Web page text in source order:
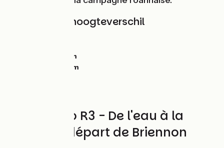
Hellingen en hoogteverschil
0m
0m
Circuit vélo R3 - De l'eau à la
pierre au départ de Briennon